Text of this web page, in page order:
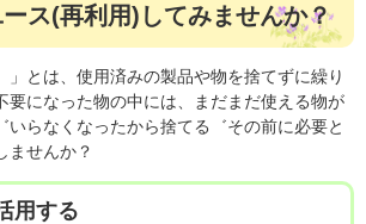
ス(再利用)してみませんか？
」とは、使用済みの製品や物を捨てずに繰り
要になった物の中には、まだまだ使える物が
いらなくなったから捨てる゛その前に必要と
ませんか？
用する